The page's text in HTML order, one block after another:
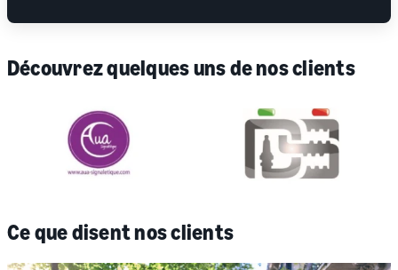
Découvrez quelques uns de nos clients
Ce que disent nos clients